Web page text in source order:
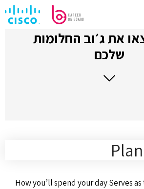
את ג׳וב החלומות
שלכם
How you’ll spend your day Serves